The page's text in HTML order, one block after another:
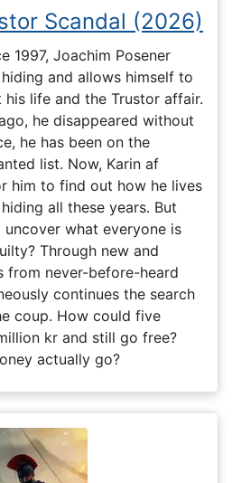
Scandal (2026)
1997, Joachim Posener
and allows himself to
life and the Trustor affair.
he disappeared without
he has been on the
list. Now, Karin af
him to find out how he lives
all these years. But
what everyone is
Through new and
from never-before-heard
continues the search
coup. How could five
kr and still go free?
actually go?